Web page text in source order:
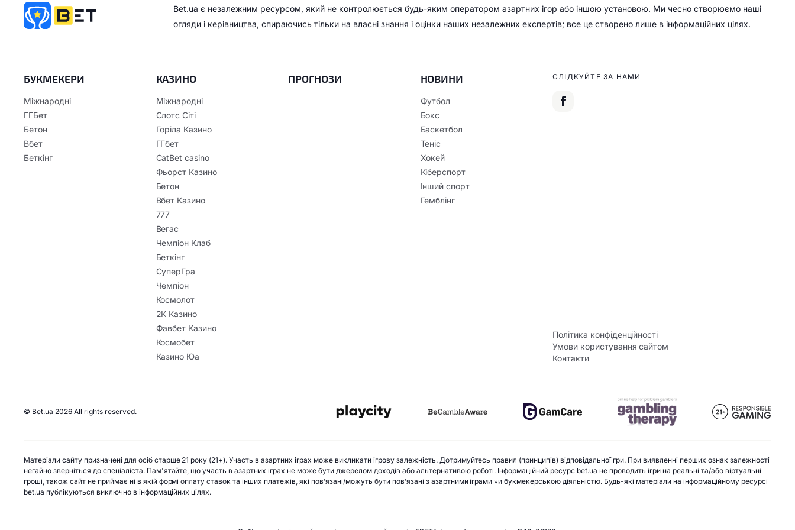
Bet.ua є незалежним ресурсом, який не контролюється будь-яким оператором азартних ігор або іншою установою. Ми чесно створюємо наші
огляди і керівництва, спираючись тільки на власні знання і оцінки наших незалежних експертів; все це створено лише в інформаційних цілях.
БУКМЕКЕРИ
Міжнародні
ГГБет
Бетон
Вбет
Беткінг
КАЗИНО
Міжнародні
Слотс Сіті
Горіла Казино
ГГбет
CatBet casino
Фьорст Казино
Бетон
Вбет Казино
777
Вегас
Чемпіон Клаб
Беткінг
СуперГра
Чемпіон
Космолот
2К Казино
Фавбет Казино
Космобет
Казино Юа
ПРОГНОЗИ НОВИНИ
Футбол
Бокс
Баскетбол
Теніс
Хокей
Кіберспорт
Інший спорт
Гемблінг
СЛІДКУЙТЕ ЗА НАМИ
Політика конфіденційності
Умови користування сайтом
Контакти
© Bet.ua 2026 All rights reserved.
Матеріали сайту призначені для осіб старше 21 року (21+). Участь в азартних іграх може викликати ігрову залежність. Дотримуйтесь правил (принципів) відповідальної гри. При виявленні перших ознак залежності
негайно зверніться до спеціаліста. Пам'ятайте, що участь в азартних іграх не може бути джерелом доходів або альтернативою роботі. Інформаційний ресурс bet.ua не проводить ігри на реальні та/або віртуальні
гроші, також сайт не приймає ні в якій формі оплату ставок та інших платежів, які пов’язані/можуть бути пов’язані з азартними іграми чи букмекерською діяльністю. Будь-які матеріали на інформаційному ресурсі
bet.ua публікуються виключно в інформаційних цілях.